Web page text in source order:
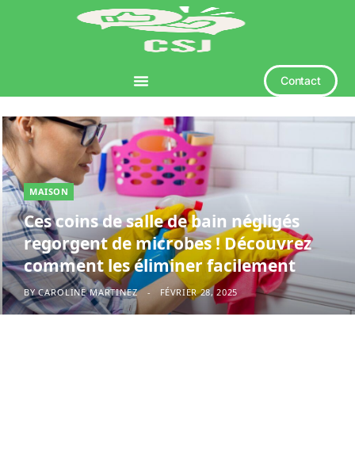
Contact
MAISON
Ces coins de salle de bain négligés
regorgent de microbes ! Découvrez
comment les éliminer facilement
BY CAROLINE MARTINEZ FÉVRIER 28, 2025